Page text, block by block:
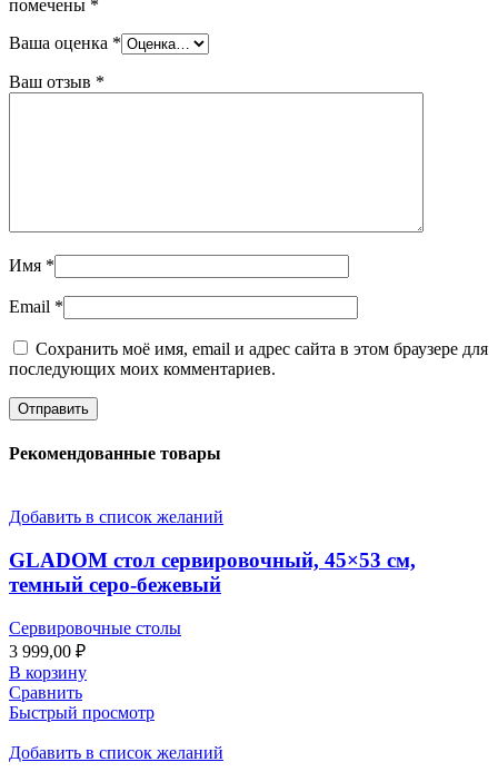
помечены *
Ваша оценка *
Ваш отзыв *
Имя *
Email *
Сохранить моё имя, email и адрес сайта в этом браузере для
последующих моих комментариев.
Рекомендованные товары
Добавить в список желаний
GLADOM стол сервировочный, 45×53 см,
темный серо-бежевый
Сервировочные столы
3 999,00 ₽
В корзину
Сравнить
Быстрый просмотр
Добавить в список желаний